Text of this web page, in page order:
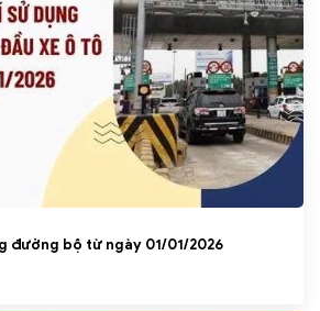
đường bộ từ ngày 01/01/2026